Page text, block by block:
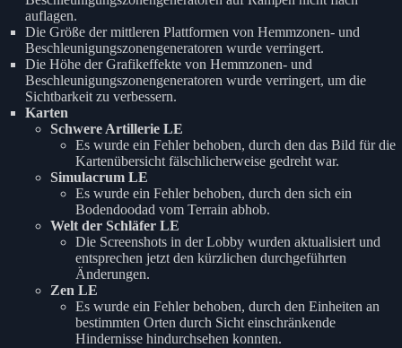
auflagen.
Die Größe der mittleren Plattformen von Hemmzonen- und
Beschleunigungszonengeneratoren wurde verringert.
Die Höhe der Grafikeffekte von Hemmzonen- und
Beschleunigungszonengeneratoren wurde verringert, um die
Sichtbarkeit zu verbessern.
Karten
Schwere Artillerie LE
Es wurde ein Fehler behoben, durch den das Bild für die
Kartenübersicht fälschlicherweise gedreht war.
Simulacrum LE
Es wurde ein Fehler behoben, durch den sich ein
Bodendoodad vom Terrain abhob.
Welt der Schläfer LE
Die Screenshots in der Lobby wurden aktualisiert und
entsprechen jetzt den kürzlichen durchgeführten
Änderungen.
Zen LE
Es wurde ein Fehler behoben, durch den Einheiten an
bestimmten Orten durch Sicht einschränkende
Hindernisse hindurchsehen konnten.